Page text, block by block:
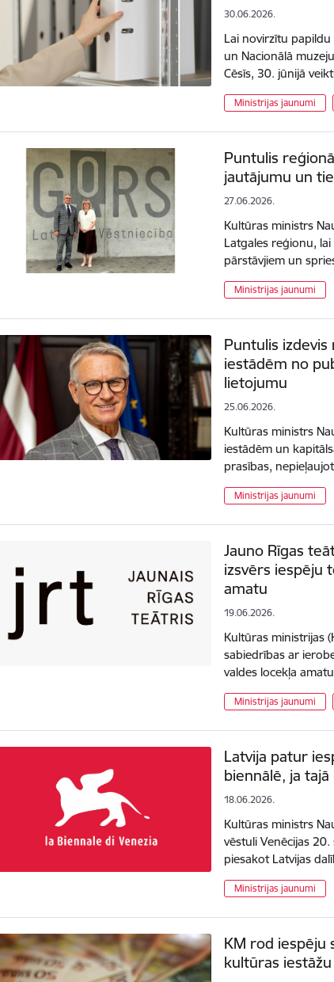
30.06.2026.
Lai novirzītu
un Nacionālā
Cēsīs, 30. jūnijā
Ministrijas jaunumi
Puntulis
jautājumu un
27.06.2026.
Kultūras ministrs
Latgales reģionu,
pārstāvjiem un
Ministrijas jaunumi
Puntulis
iestādēm no
lietojumu
25.06.2026.
Kultūras ministrs
iestādēm un
prasības,
Ministrijas jaunumi
Jauno Rīgas
izsvērs iespēju
amatu
19.06.2026.
Kultūras ministrijas
sabiedrības ar
valdes locekļa
Ministrijas jaunumi
Latvija patur
biennālē, ja
18.06.2026.
Kultūras ministrs
vēstuli Venēcijas
piesakot Latvijas
Ministrijas jaunumi
KM rod iespēju
kultūras